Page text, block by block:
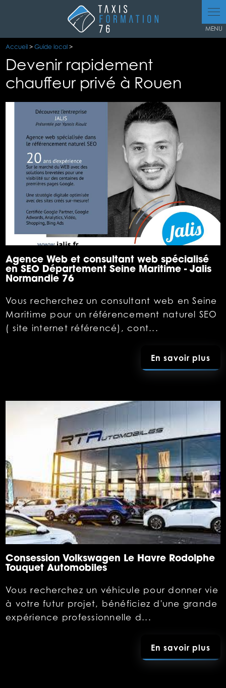
Accueil >Guide local >
Devenir rapidement
chauffeur privé à Rouen
Agence Web et consultant web spécialisé
en SEO Département Seine Maritime - Jalis
Normandie 76
Vous recherchez un consultant web en Seine
Maritime pour un référencement naturel SEO
( site internet référencé), cont...
En savoir plus
Consession Volkswagen Le Havre Rodolphe
Touquet Automobiles
Vous recherchez un véhicule pour donner vie
à votre futur projet, bénéficiez d'une grande
expérience professionnelle d...
En savoir plus
Panneau de gestion des cookies